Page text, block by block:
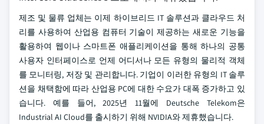
제조 및 물류 업체는 이제 하이브리드 IT 솔루션과 클라우드 처
리를 사용하여 산업용 컴퓨터 기술이 제공하는 새로운 기능을
활용하여 웹이나 스마트폰 애플리케이션을 통해 하나의 공통
사용자 인터페이스로 언제 어디서나 모든 유형의 물리적 객체
를 모니터링, 저장 및 관리합니다. 기업이 이러한 유형의 IT 솔루
션을 채택함에 따라 산업용 PC에 대한 수요가 대폭 증가하고 있
습니다. 예를 들어, 2025년 11월에 Deutsche Telekom은
Industrial AI Cloud를 출시하기 위해 NVIDIA와 제휴했습니다.